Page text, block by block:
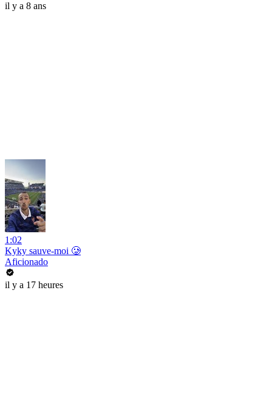
il y a 8 ans
1:02
Kyky sauve-moi 🥲
Aficionado
il y a 17 heures